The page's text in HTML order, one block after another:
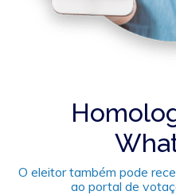
O eleitor também pode
ao portal de